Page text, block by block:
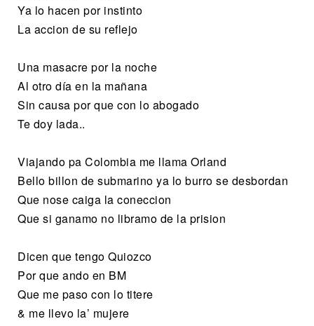
Ya lo hacen por instinto
La accion de su reflejo
Una masacre por la noche
Al otro día en la mañana
Sin causa por que con lo abogado
Te doy lada..
Viajando pa Colombia me llama Orland
Bello billon de submarino ya lo burro se desbordan
Que nose caiga la coneccion
Que si ganamo no libramo de la prision
Dicen que tengo Quiozco
Por que ando en BM
Que me paso con lo titere
& me llevo la’ mujere